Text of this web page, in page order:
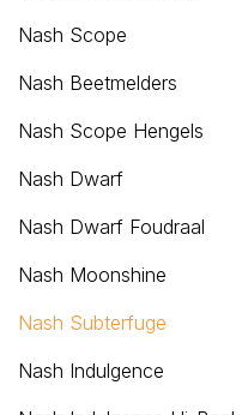
Nash Scope
Nash Beetmelders
Nash Scope Hengels
Nash Dwarf
Nash Dwarf Foudraal
Nash Moonshine
Nash Subterfuge
Nash Indulgence